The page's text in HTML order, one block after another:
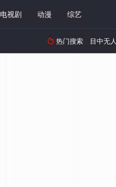
电视剧 动漫 综艺
 热门搜索 目中无人